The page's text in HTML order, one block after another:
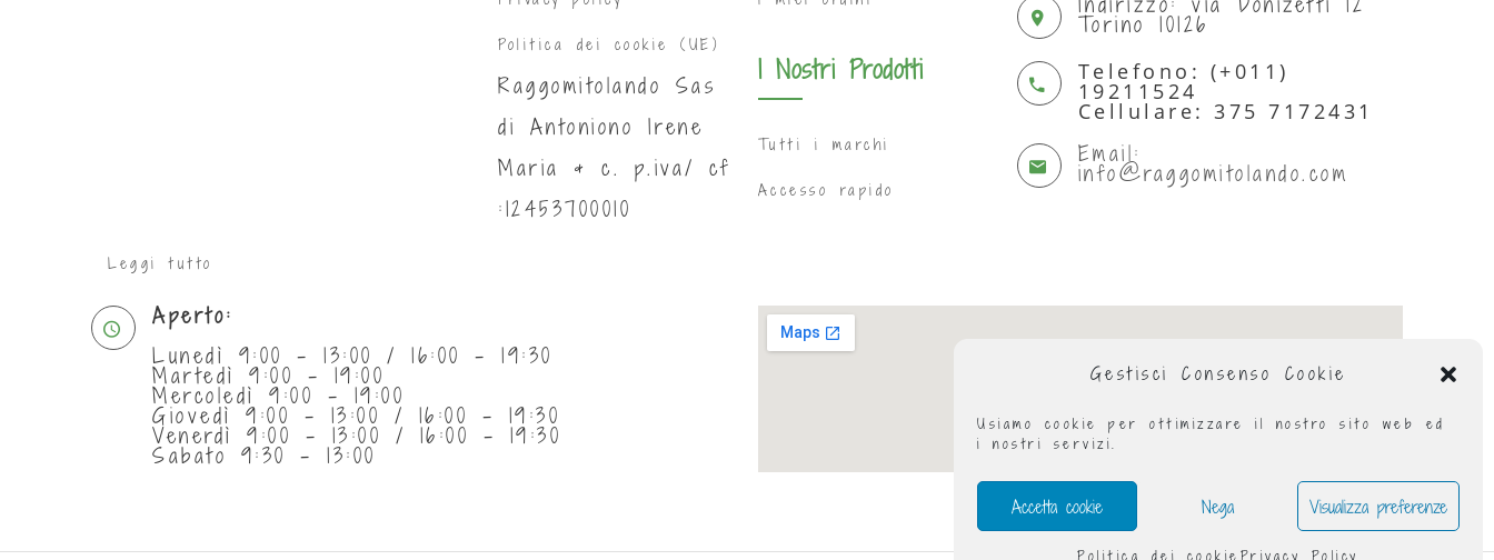
Gestisci Consenso Cookie
Usiamo cookie per ottimizzare il nostro sito web ed
i nostri servizi.
Accetta cookie Nega Visualizza preferenze
Politica dei cookie Privacy Policy
Leggi tutto
Politica dei cookie (UE)
Raggomitolando Sas
di Antoniono Irene
Maria & c. p.iva/ cf
:12453700010
I Nostri Prodotti
Tutti i marchi
Accesso rapido
Torino 10126
Telefono: (+011)
19211524
Cellulare: 375 7172431
Email:
info@raggomitolando.com
Aperto:
Lunedì 9:00 - 13:00 / 16:00 - 19:30
Martedì 9:00 - 19:00
Mercoledì 9:00 - 19:00
Giovedì 9:00 - 13:00 / 16:00 - 19:30
Venerdì 9:00 - 13:00 / 16:00 - 19:30
Sabato 9:30 - 13:00